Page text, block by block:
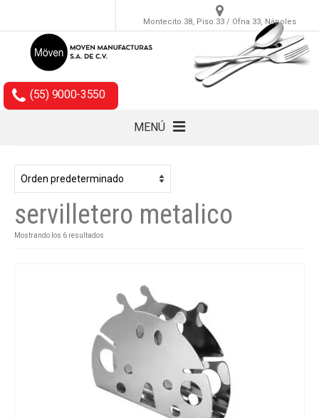
Montecito 38, Piso 33 / Ofna 33, Nápoles
(55) 9000-3550
MENÚ
Cubiertos
Accesorios
Empaques
servilletero metalico
Mostrando los 6 resultados